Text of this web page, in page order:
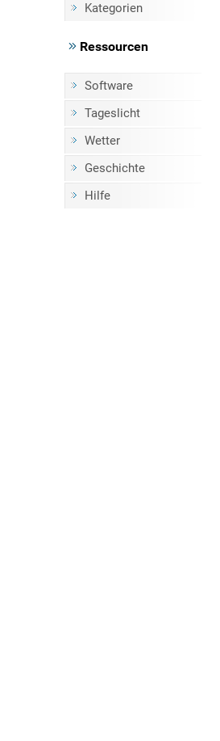
Kategorien
Ressourcen
Software
Tageslicht
Wetter
Geschichte
Hilfe